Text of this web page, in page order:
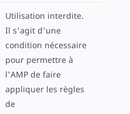
Utilisation interdite.
Il s'agit d'une
condition nécessaire
pour permettre à
l'AMP de faire
appliquer les règles
de